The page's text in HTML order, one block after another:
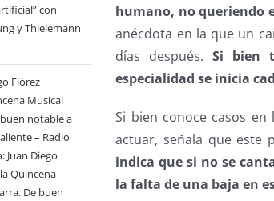
con
y Thielemann
Flórez
Musical
notable a
– Radio
Juan Diego
Quincena
De buen
humano, no queriendo
anécdota en la que un
días después.Si bien
especialidad se inicia
Si bien conoce casos
actuar, señala que este
indica que si no se
la falta de una baja en